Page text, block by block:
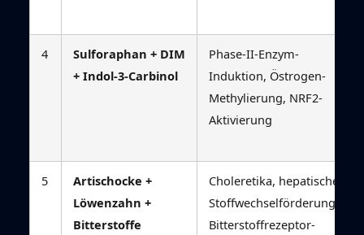
4
Sulforaphan + DIM
+ Indol-3-Carbinol
Phase-II-Enzym-
Induktion, Östrogen-
Methylierung, NRF2-
Aktivierung
5
Artischocke +
Löwenzahn +
Bitterstoffe
Choleretika, hepatische
Stoffwechselförderung,
Bitterstoffrezeptor-